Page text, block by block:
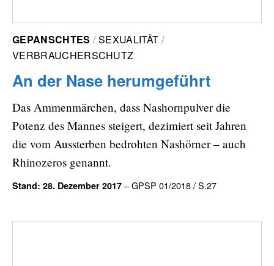
GEPANSCHTES
SEXUALITÄT
VERBRAUCHERSCHUTZ
An der Nase herumgeführt
Das Ammenmärchen, dass Nashornpulver die
Potenz des Mannes steigert, dezimiert seit Jahren
die vom Aussterben bedrohten Nashörner – auch
Rhinozeros genannt.
Stand: 28. Dezember 2017 – GPSP 01/2018 / S.27